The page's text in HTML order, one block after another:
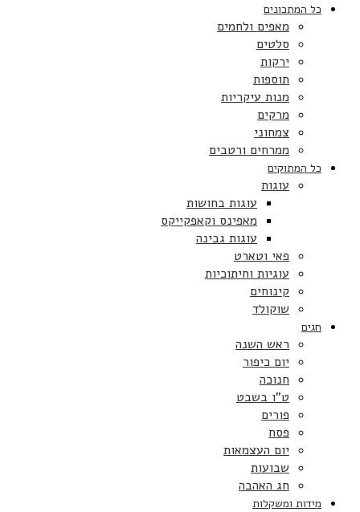
כל המתכונים
מאפים ולחמים
סלטים
ירקות
תוספות
מנות עיקריות
מרקים
צמחוני
ממרחים ורטבים
כל המתוקים
עוגות
עוגות בחושות
מאפינס וקאפקייקס
עוגות גבינה
פאי וטארט
עוגיות וחיתוכיות
קינוחים
שוקולד
חגים
ראש השנה
יום כיפור
חנוכה
ט”ו בשבט
פורים
פסח
יום העצמאות
שבועות
חג האהבה
מידות ומשקלות